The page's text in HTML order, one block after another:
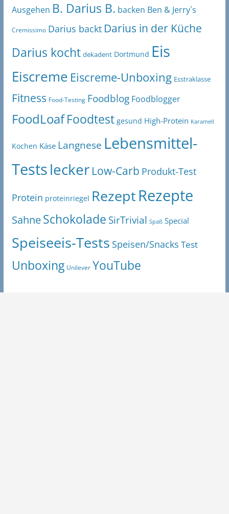
Ausgehen B. Darius B. backen Ben & Jerry´s
Cremissimo Darius backt Darius in der Küche
Darius kocht dekadent Dortmund Eis
Eiscreme Eiscreme-Unboxing Esstraklasse
Fitness Food-Testing Foodblog Foodblogger
FoodLoaf Foodtest gesund High-Protein Karamell
Kochen Käse Langnese Lebensmittel-
Testslecker Low-Carb Produkt-Test
Protein proteinriegel RezeptRezepte
SahneSchokolade SirTrivial Spaß Special
Speiseeis-Tests Speisen/Snacks Test
Unboxing Unilever YouTube